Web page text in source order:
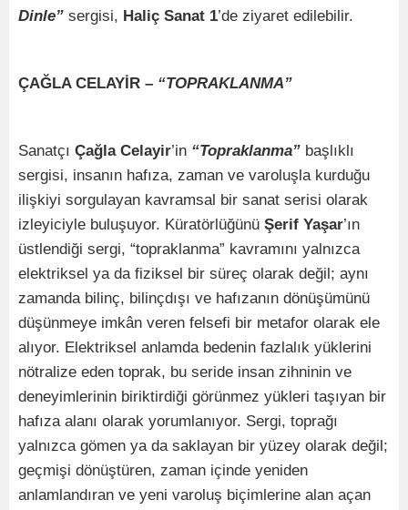
Dinle” sergisi, Haliç Sanat 1’de ziyaret edilebilir.
ÇAĞLA CELAYİR – “TOPRAKLANMA”
Sanatçı Çağla Celayir’in “Topraklanma” başlıklı
sergisi, insanın hafıza, zaman ve varoluşla kurduğu
ilişkiyi sorgulayan kavramsal bir sanat serisi olarak
izleyiciyle buluşuyor. Küratörlüğünü Şerif Yaşar’ın
üstlendiği sergi, “topraklanma” kavramını yalnızca
elektriksel ya da fiziksel bir süreç olarak değil; aynı
zamanda bilinç, bilinçdışı ve hafızanın dönüşümünü
düşünmeye imkân veren felsefi bir metafor olarak ele
alıyor. Elektriksel anlamda bedenin fazlalık yüklerini
nötralize eden toprak, bu seride insan zihninin ve
deneyimlerinin biriktirdiği görünmez yükleri taşıyan bir
hafıza alanı olarak yorumlanıyor. Sergi, toprağı
yalnızca gömen ya da saklayan bir yüzey olarak değil;
geçmişi dönüştüren, zaman içinde yeniden
anlamlandıran ve yeni varoluş biçimlerine alan açan